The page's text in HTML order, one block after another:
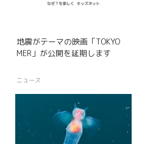
地震がテーマの映画「TOKYO
MER」が公開を延期します
ニュース